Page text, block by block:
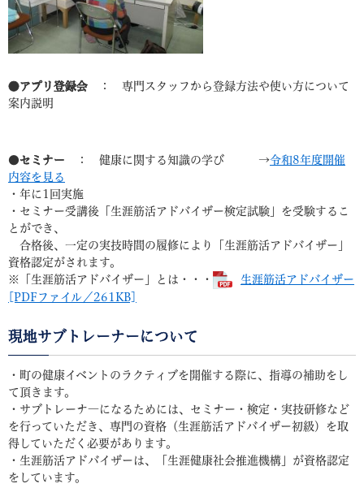
●アプリ登録会
： 専門スタッフから登録方法や使い方について
案内説明
●セミナー ： 健康に関する知識の学び →令和8年度開催
内容を見る
・年に1回実施
・セミナー受講後「生涯筋活アドバイザー検定試験」を受験するこ
とができ、
合格後、一定の実技時間の履修により「生涯筋活アドバイザー」
資格認定がされます。
※「生涯筋活アドバイザー」とは・・・
生涯筋活アドバイザー
[PDFファイル／261KB]
現地サブトレーナーについて
・町の健康イベントのラクティブを開催する際に、指導の補助をし
て頂きます。
・サブトレーナ―になるためには、セミナー・検定・実技研修など
を行っていただき、専門の資格（生涯筋活アドバイザー初級）を取
得していただく必要があります。
・生涯筋活アドバイザーは、「生涯健康社会推進機構」が資格認定
をしています。